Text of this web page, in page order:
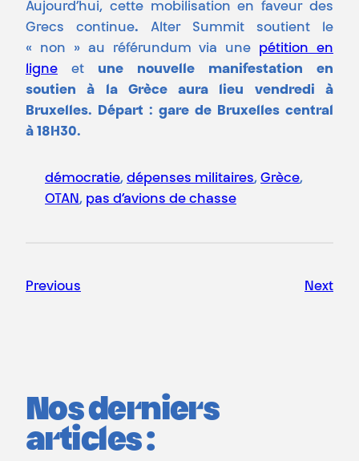
Aujourd’hui, cette mobilisation en faveur des
Grecs continue. Alter Summit soutient le
« non » au référundum via une pétition en
ligne et une
nouvelle manifestation en
soutien à la Grèce aura lieu vendredi à
Bruxelles. Départ : gare de Bruxelles central
à 18H30.
démocratie, dépenses militaires, Grèce
OTAN, pas d’avions de chasse
Previous Next
Nos derniers
articles :